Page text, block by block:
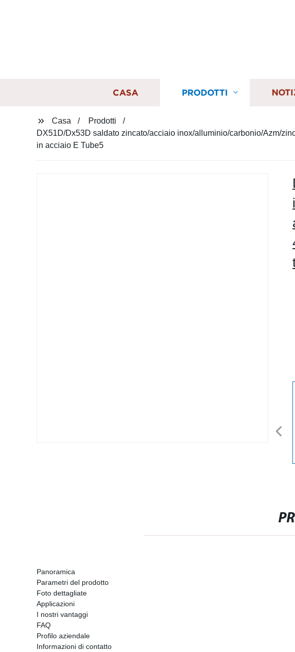
CASA PRODOTTI
Casa
Prodotti
DX51D/Dx53D saldato zincato/acciaio inox/alluminio/carbonio/Azm/
in acciaio E Tube5
Panoramica
Parametri del prodotto
Foto dettagliate
Applicazioni
I nostri vantaggi
FAQ
Profilo aziendale
Informazioni di contatto